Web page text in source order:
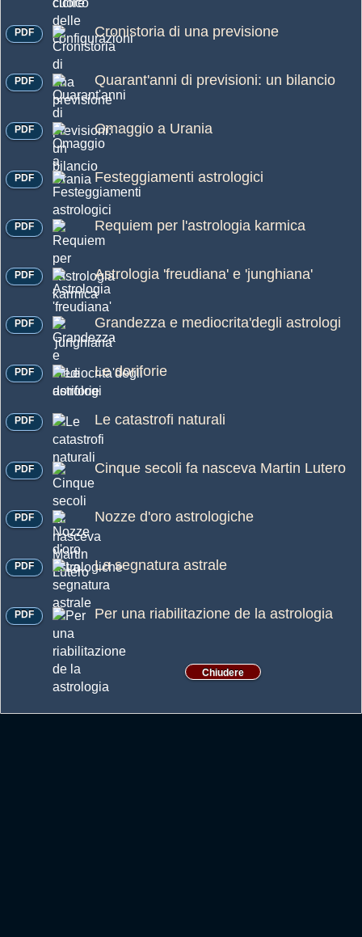
Cronistoria di una previsione
PDF
Quarant'anni di previsioni: un bilancio
PDF
Omaggio a Urania
PDF
Festeggiamenti astrologici
PDF
Requiem per l'astrologia karmica
PDF
Astrologia 'freudiana' e 'junghiana'
PDF
Grandezza e mediocrita'degli astrologi
PDF
Le doriforie
PDF
Le catastrofi naturali
PDF
Cinque secoli fa nasceva Martin Lutero
PDF
Nozze d'oro astrologiche
PDF
La segnatura astrale
PDF
Per una riabilitazione de la astrologia
PDF